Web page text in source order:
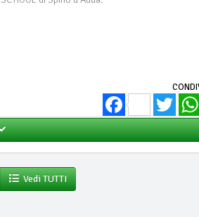
FacebookTwitter
Vedi TUTTI